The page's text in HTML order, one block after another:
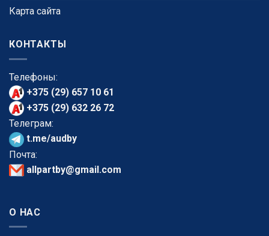
Карта сайта
КОНТАКТЫ
Телефоны:
+375 (29) 657 10 61
+375 (29) 632 26 72
Телеграм:
t.me/audby
Почта:
allpartby@gmail.com
О НАС